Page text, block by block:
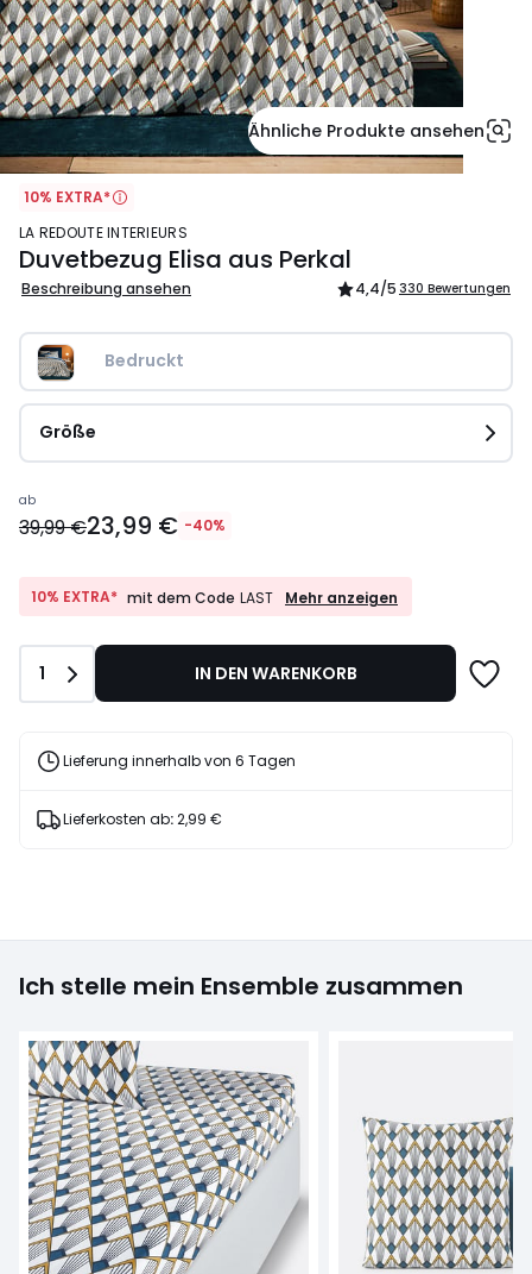
Ähnliche Produkte ansehen
10% EXTRA*
LA REDOUTE INTERIEURS
Duvetbezug Elisa aus Perkal
Beschreibung ansehen 4,4/5 330 Bewertungen
Bedruckt
Größe
Ab
23,99
39,99
40%
Rabatt
angewendet.
ab
39,99 €23,99 € -40%
10% EXTRA* mit dem Code LAST
10%
Code
LAST
Mehr anzeigen
Anzahl
1 IN DEN WARENKORB
Lieferung innerhalb von 6 Tagen
Lieferkosten ab:2,99 €
Ich stelle mein Ensemble zusammen